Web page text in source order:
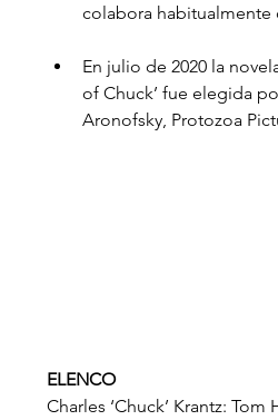
colabora habitualmente
En julio de 2020 la
of Chuck’ fue elegida
Aronofsky, Protozoa
ELENCO
Charles ‘Chuck’ Krantz: